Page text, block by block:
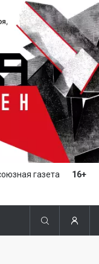
газета 16+